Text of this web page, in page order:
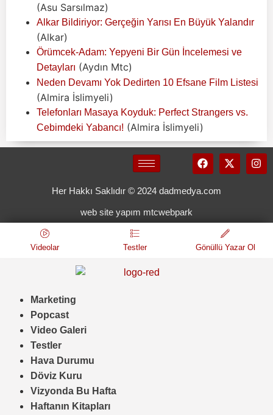
(Asu Sarsılmaz)
Alkar Bildiriyor: Gerçeğin Yarısı En Büyük Yalandır
(Alkar)
Örümcek-Adam: Yepyeni Bir Gün İncelemesi ve
Detayları (Aydın Mtc)
Neden Devamı Yok Dedirten 10 Efsane Film Listesi
(Almira İslimyeli)
Telefonları Masaya Koyduk: Perfect Strangers vs.
Cebimdeki Yabancı! (Almira İslimyeli)
Her Hakkı Saklıdır © 2024 dadmedya.com
web site yapım mtcwebpark
Videolar Testler Gönüllü Yazar Ol
Marketing
Popcast
Video Galeri
Testler
Hava Durumu
Döviz Kuru
Vizyonda Bu Hafta
Haftanın Kitapları